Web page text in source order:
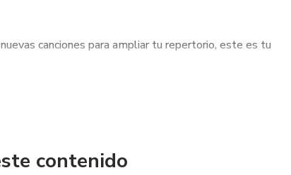
canciones para ampliar tu repertorio, este es tu
contenido